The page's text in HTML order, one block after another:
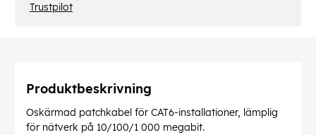
Trustpilot
Produktbeskrivning
Oskärmad patchkabel för CAT6-installationer, lämplig
för nätverk på 10/100/1 000 megabit.